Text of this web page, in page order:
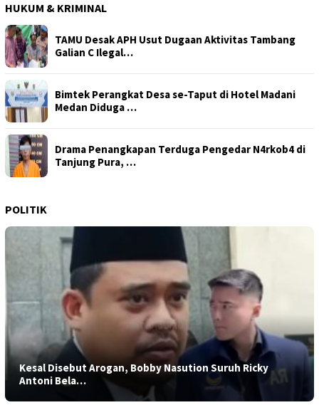
HUKUM & KRIMINAL
TAMU Desak APH Usut Dugaan Aktivitas Tambang
Galian C Ilegal…
Bimtek Perangkat Desa se-Taput di Hotel Madani
Medan Diduga …
Drama Penangkapan Terduga Pengedar N4rkob4 di
Tanjung Pura, …
POLITIK
Kesal Disebut Arogan, Bobby Nasution Suruh Ricky
Antoni Bela…